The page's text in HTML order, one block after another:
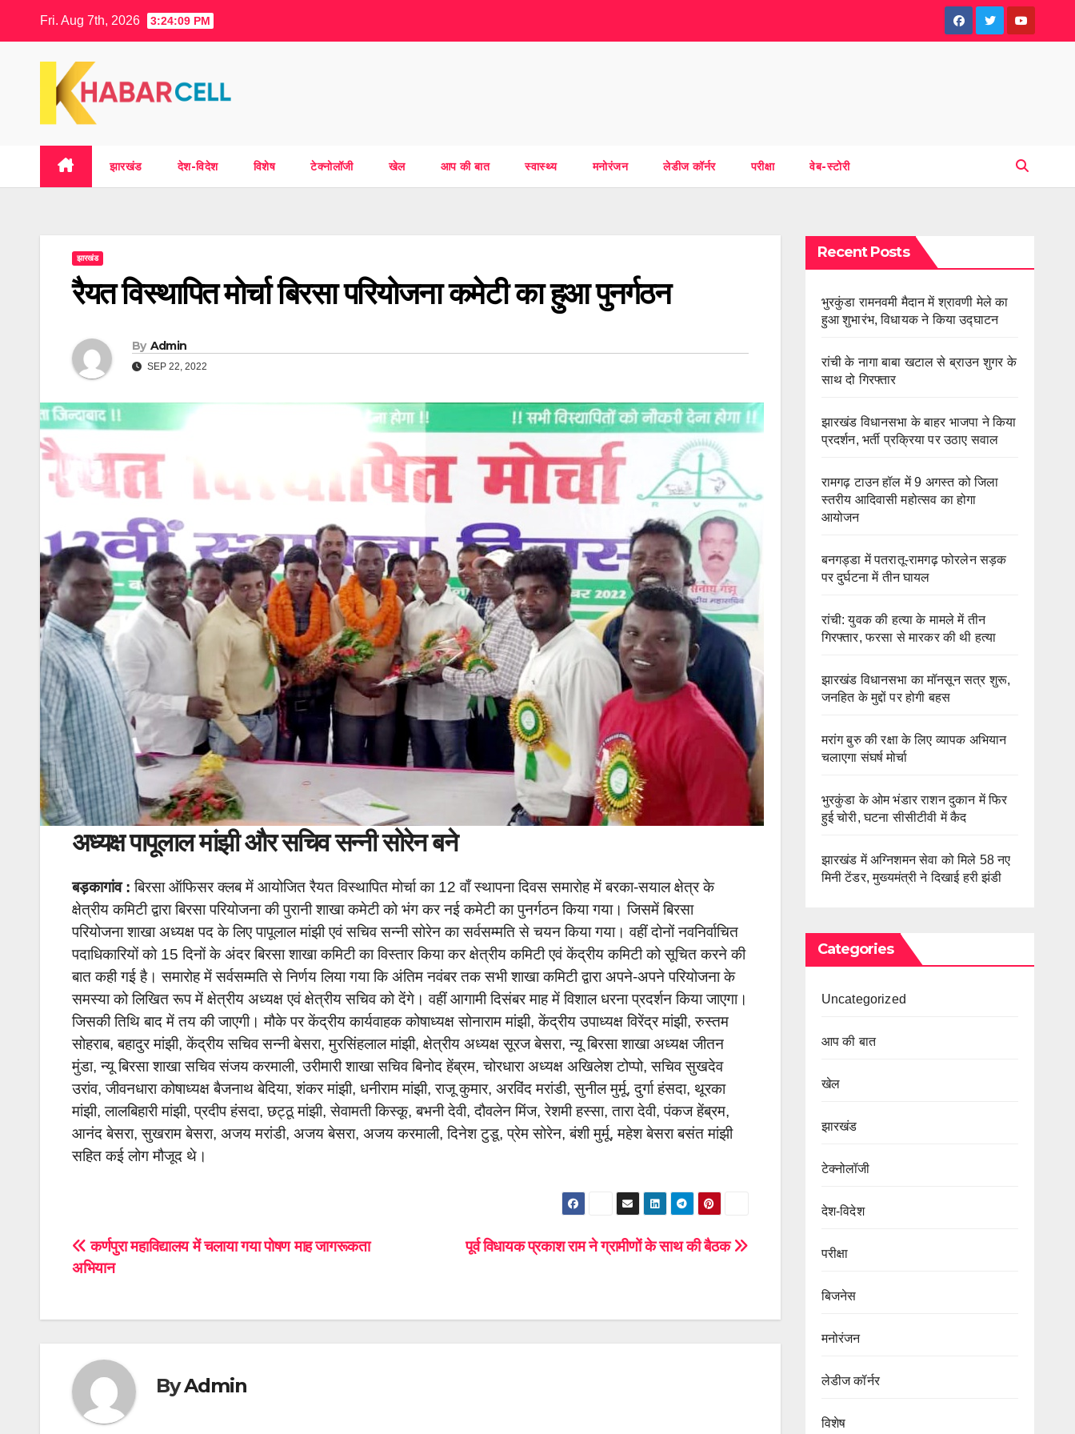
content
Fri. Aug 7th, 2026 3:24:10 PM
झारखंड देश-विदेश विशेष टेक्नोलॉजी खेल आप की बात स्वास्थ्य मनोरंजन लेडीज कॉर्नर परीक्षा वेब-स्टोरी
झारखंड
रैयत विस्थापित मोर्चा बिरसा परियोजना कमेटी का हुआ पुनर्गठन
By Admin
SEP 22, 2022
अध्यक्ष पापूलाल मांझी और सचिव सन्नी सोरेन बने
बड़कागांव : बिरसा ऑफिसर क्लब में आयोजित रैयत विस्थापित मोर्चा का 12 वाँ स्थापना दिवस समारोह में बरका-सयाल क्षेत्र के
क्षेत्रीय कमिटी द्वारा बिरसा परियोजना की पुरानी शाखा कमेटी को भंग कर नई कमेटी का पुनर्गठन किया गया। जिसमें बिरसा
परियोजना शाखा अध्यक्ष पद के लिए पापूलाल मांझी एवं सचिव सन्नी सोरेन का सर्वसम्मति से चयन किया गया। वहीं दोनों नवनिर्वाचित
पदाधिकारियों को 15 दिनों के अंदर बिरसा शाखा कमिटी का विस्तार किया कर क्षेत्रीय कमिटी एवं केंद्रीय कमिटी को सूचित करने की
बात कही गई है। समारोह में सर्वसम्मति से निर्णय लिया गया कि अंतिम नवंबर तक सभी शाखा कमिटी द्वारा अपने-अपने परियोजना के
समस्या को लिखित रूप में क्षेत्रीय अध्यक्ष एवं क्षेत्रीय सचिव को देंगे। वहीं आगामी दिसंबर माह में विशाल धरना प्रदर्शन किया जाएगा।
जिसकी तिथि बाद में तय की जाएगी। मौके पर केंद्रीय कार्यवाहक कोषाध्यक्ष सोनाराम मांझी, केंद्रीय उपाध्यक्ष विरेंद्र मांझी, रुस्तम
सोहराब, बहादुर मांझी, केंद्रीय सचिव सन्नी बेसरा, मुरसिंहलाल मांझी, क्षेत्रीय अध्यक्ष सूरज बेसरा, न्यू बिरसा शाखा अध्यक्ष जीतन
मुंडा, न्यू बिरसा शाखा सचिव संजय करमाली, उरीमारी शाखा सचिव बिनोद हेंब्रम, चोरधारा अध्यक्ष अखिलेश टोप्पो, सचिव सुखदेव
उरांव, जीवनधारा कोषाध्यक्ष बैजनाथ बेदिया, शंकर मांझी, धनीराम मांझी, राजू कुमार, अरविंद मरांडी, सुनील मुर्मू, दुर्गा हंसदा, थूरका
मांझी, लालबिहारी मांझी, प्रदीप हंसदा, छट्ठू मांझी, सेवामती किस्कू, बभनी देवी, दौवलेन मिंज, रेशमी हस्सा, तारा देवी, पंकज हेंब्रम,
आनंद बेसरा, सुखराम बेसरा, अजय मरांडी, अजय बेसरा, अजय करमाली, दिनेश टुडू, प्रेम सोरेन, बंशी मुर्मू, महेश बेसरा बसंत मांझी
सहित कई लोग मौजूद थे।
Post
पूर्व विधायक प्रकाश राम ने ग्रामीणों के साथ की बैठक
कर्णपुरा महाविद्यालय में चलाया गया पोषण माह जागरूकता
अभियान
ByAdmin
Recent Posts
भुरकुंडा रामनवमी मैदान में श्रावणी मेले का
हुआ शुभारंभ, विधायक ने किया उद्घाटन
रांची के नागा बाबा खटाल से ब्राउन शुगर के
साथ दो गिरफ्तार
झारखंड विधानसभा के बाहर भाजपा ने किया
प्रदर्शन, भर्ती प्रक्रिया पर उठाए सवाल
रामगढ़ टाउन हॉल में 9 अगस्त को जिला
स्तरीय आदिवासी महोत्सव का होगा
आयोजन
बनगड्डा में पतरातू-रामगढ़ फोरलेन सड़क
पर दुर्घटना में तीन घायल
रांची: युवक की हत्या के मामले में तीन
गिरफ्तार, फरसा से मारकर की थी हत्या
झारखंड विधानसभा का मॉनसून सत्र शुरू,
जनहित के मुद्दों पर होगी बहस
मरांग बुरु की रक्षा के लिए व्यापक अभियान
चलाएगा संघर्ष मोर्चा
भुरकुंडा के ओम भंडार राशन दुकान में फिर
हुई चोरी, घटना सीसीटीवी में कैद
झारखंड में अग्निशमन सेवा को मिले 58 नए
मिनी टेंडर, मुख्यमंत्री ने दिखाई हरी झंडी
Categories
Uncategorized
आप की बात
खेल
झारखंड
टेक्नोलॉजी
देश-विदेश
परीक्षा
बिजनेस
मनोरंजन
लेडीज कॉर्नर
विशेष